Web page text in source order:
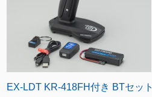
EX-LDT KR-418FH付き BTセット